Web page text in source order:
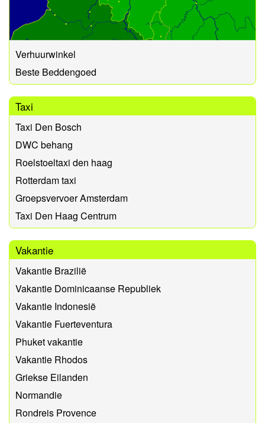
Verhuurwinkel
Beste Beddengoed
Taxi
Taxi Den Bosch
DWC behang
Roelstoeltaxi den haag
Rotterdam taxi
Groepsvervoer Amsterdam
Taxi Den Haag Centrum
Vakantie
Vakantie Brazilië
Vakantie Dominicaanse Republiek
Vakantie Indonesië
Vakantie Fuerteventura
Phuket vakantie
Vakantie Rhodos
Griekse Eilanden
Normandie
Rondreis Provence